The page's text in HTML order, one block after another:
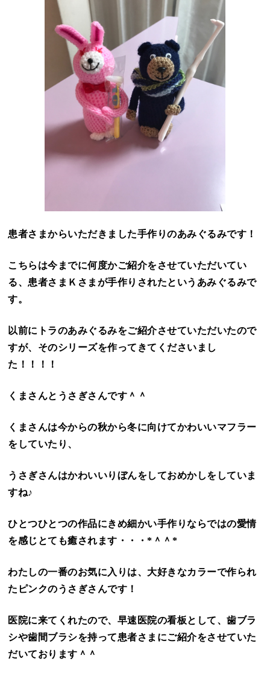
患者さまからいただきました手作りのあみぐるみです！
こちらは今までに何度かご紹介をさせていただいてい
る、患者さまＫさまが手作りされたというあみぐるみで
す。
以前にトラのあみぐるみをご紹介させていただいたので
すが、そのシリーズを作ってきてくださいまし
た！！！！
くまさんとうさぎさんです＾＾
くまさんは今からの秋から冬に向けてかわいいマフラー
をしていたり、
うさぎさんはかわいいりぼんをしておめかしをしていま
すね♪
ひとつひとつの作品にきめ細かい手作りならではの愛情
を感じとても癒されます・・・*＾＾*
わたしの一番のお気に入りは、大好きなカラーで作られ
たピンクのうさぎさんです！
医院に来てくれたので、早速医院の看板として、歯ブラ
シや歯間ブラシを持って患者さまにご紹介をさせていた
だいております＾＾